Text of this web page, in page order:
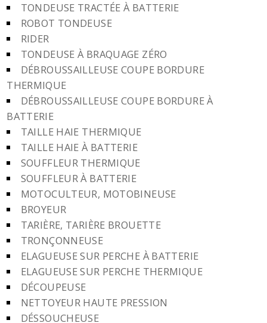
TONDEUSE TRACTÉE À BATTERIE
ROBOT TONDEUSE
RIDER
TONDEUSE À BRAQUAGE ZÉRO
DÉBROUSSAILLEUSE COUPE BORDURE
THERMIQUE
DÉBROUSSAILLEUSE COUPE BORDURE À
BATTERIE
TAILLE HAIE THERMIQUE
TAILLE HAIE À BATTERIE
SOUFFLEUR THERMIQUE
SOUFFLEUR À BATTERIE
MOTOCULTEUR, MOTOBINEUSE
BROYEUR
TARIÈRE, TARIÈRE BROUETTE
TRONÇONNEUSE
ELAGUEUSE SUR PERCHE À BATTERIE
ELAGUEUSE SUR PERCHE THERMIQUE
DÉCOUPEUSE
NETTOYEUR HAUTE PRESSION
DÉSSOUCHEUSE